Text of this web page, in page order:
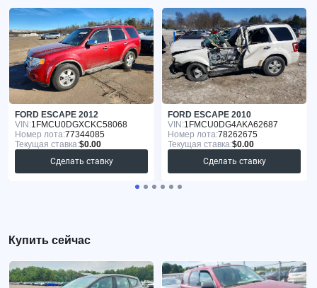
FORD ESCAPE 2012
VIN:1FMCU0DGXCKC58068
Номер лота:77344085
Текущая ставка:$0.00
Сделать ставку
FORD ESCAPE 2010
VIN:1FMCU0DG4AKA62687
Номер лота:78262675
Текущая ставка:$0.00
Сделать ставку
Купить сейчас